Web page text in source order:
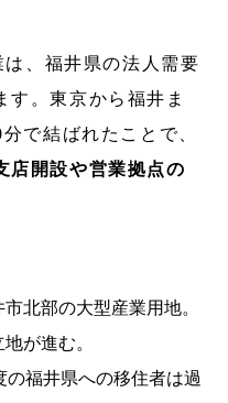
、福井県の法人需要
す。東京から福井ま
で結ばれたことで、
店開設や営業拠点の
市北部の大型産業用地。
が進む。
の福井県への移住者は過